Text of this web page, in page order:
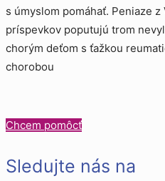
s úmyslom pomáhať. Peniaze z
príspevkov poputujú trom
chorým deťom s ťažkou
chorobou
Chcem pomôcť
Sledujte nás na